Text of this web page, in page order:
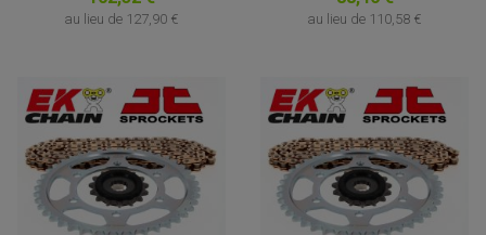
PARTIE CYCLE QUAD
BIELLETTES DE DIRECTION
CÂBLE ACCÉLÉRATEUR / EMBRAYAGE / STARTER
COLONNE DE DIRECTION QUAD
KIT RECONDITIONNEMENT TRIANGLE
LEVIER DE FREIN ET D'EMBRAYAGE
ROTULE DE DIRECTION
au lieu de 127,90 € au lieu de 110,58 €